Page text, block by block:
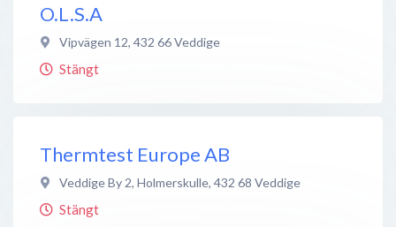
O.L.S.A
Vipvägen 12, 432 66Veddige
Stängt
Thermtest Europe AB
Veddige By 2, Holmerskulle, 432 68 Veddige
Stängt